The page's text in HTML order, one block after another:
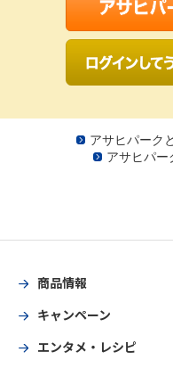
アサヒパーク
アサヒパー
商品情報
キャンペーン
エンタメ・レシピ